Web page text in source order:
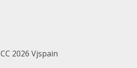
CC 2026 Vjspain